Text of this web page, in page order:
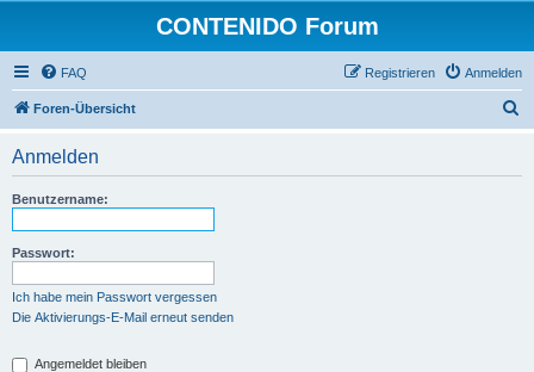
CONTENIDO Forum
FAQ Anmelden
Registrieren
Foren-Übersicht
Anmelden
Benutzername:
Passwort:
Ich habe mein Passwort vergessen
Die Aktivierungs-E-Mail erneut senden
Angemeldet bleiben